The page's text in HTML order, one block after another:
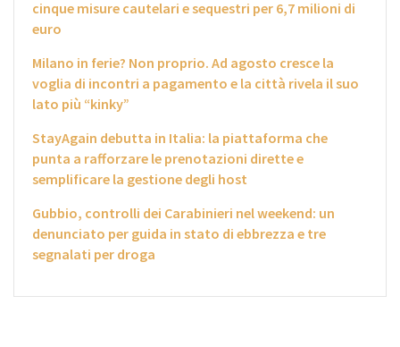
cinque misure cautelari e sequestri per 6,7 milioni di
euro
Milano in ferie? Non proprio. Ad agosto cresce la
voglia di incontri a pagamento e la città rivela il suo
lato più “kinky”
StayAgain debutta in Italia: la piattaforma che
punta a rafforzare le prenotazioni dirette e
semplificare la gestione degli host
Gubbio, controlli dei Carabinieri nel weekend: un
denunciato per guida in stato di ebbrezza e tre
segnalati per droga